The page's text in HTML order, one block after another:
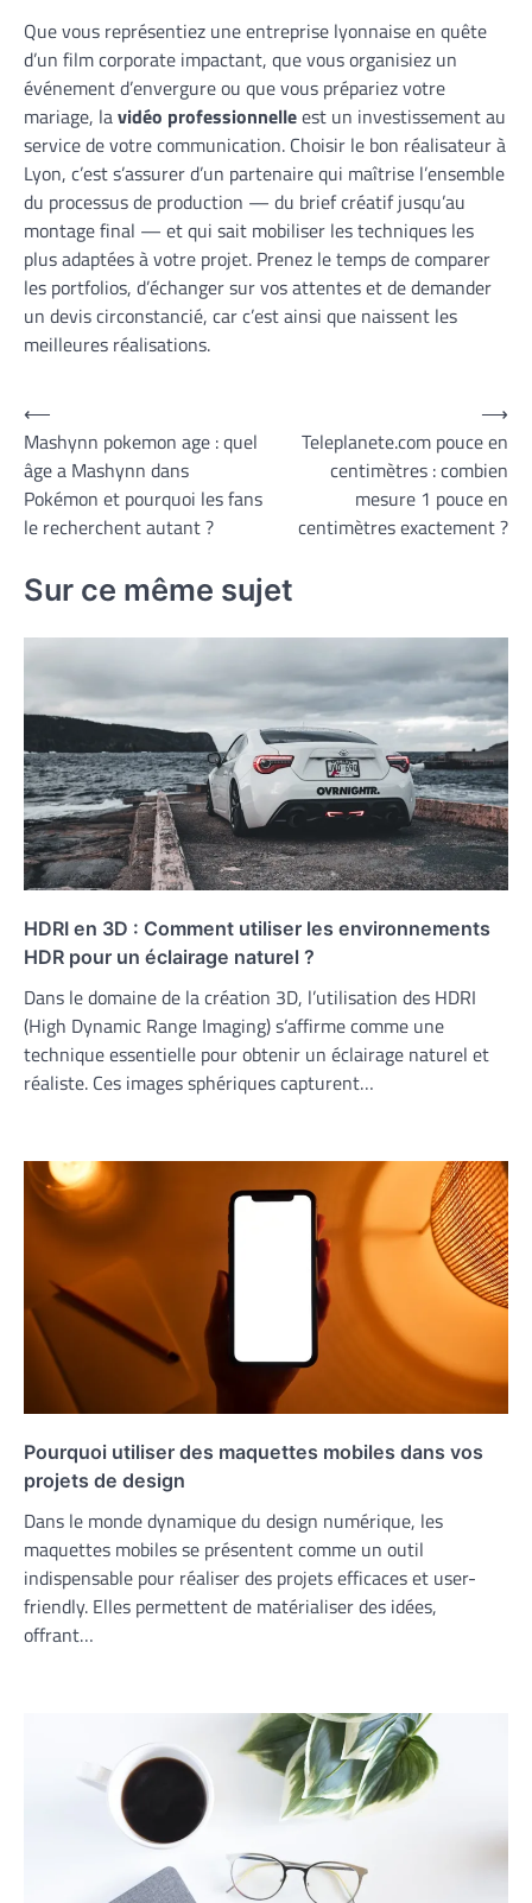
Que vous représentiez une entreprise lyonnaise en quête
d’un film corporate impactant, que vous organisiez un
événement d’envergure ou que vous prépariez votre
mariage, lavidéo professionnelleest un investissement au
service de votre communication. Choisir le bon réalisateur à
Lyon, c’est s’assurer d’un partenaire qui maîtrise l’ensemble
du processus de production — du brief créatif jusqu’au
montage final — et qui sait mobiliser les techniques les
plus adaptées à votre projet. Prenez le temps de comparer
les portfolios, d’échanger sur vos attentes et de demander
un devis circonstancié, car c’est ainsi que naissent les
meilleures réalisations.
Navigation
de
l’article
⟵
Mashynn pokemon age : quel
âge a Mashynn dans
Pokémon et pourquoi les fans
le recherchent autant ?
Teleplanete.com pouce en
centimètres : combien
mesure 1 pouce en
centimètres exactement ?
⟶
Sur ce même sujet
HDRI en 3D : Comment utiliser les environnements
HDR pour un éclairage naturel ?
Dans le domaine de la création 3D, l’utilisation des HDRI
(High Dynamic Range Imaging) s’affirme comme une
technique essentielle pour obtenir un éclairage naturel et
réaliste. Ces images sphériques capturent…
Pourquoi utiliser des maquettes mobiles dans vos
projets de design
Dans le monde dynamique du design numérique, les
maquettes mobiles se présentent comme un outil
indispensable pour réaliser des projets efficaces et user-
friendly. Elles permettent de matérialiser des idées,
offrant…